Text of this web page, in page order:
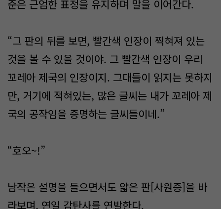
준은 근엄한 표정을 유지하며 말을 이어간다.
“그 판의 뒤를 보면, 빨간색 인장이 찍혀져 있는
것을 볼 수 있을 것이야. 그 빨간색 인장이 우리
꼬레아 제국의 인장이지. 그대들이 읽지는 못하지
만, 거기에 적혀있는, 많은 글씨는 내가 꼬레아 제
국의 공작임을 증명하는 글씨들이네.”
“호오~!”
남작은 설명을 들으면서도 얇은 판[사원증]을 바
라보며, 연일 감탄사를 연발한다.